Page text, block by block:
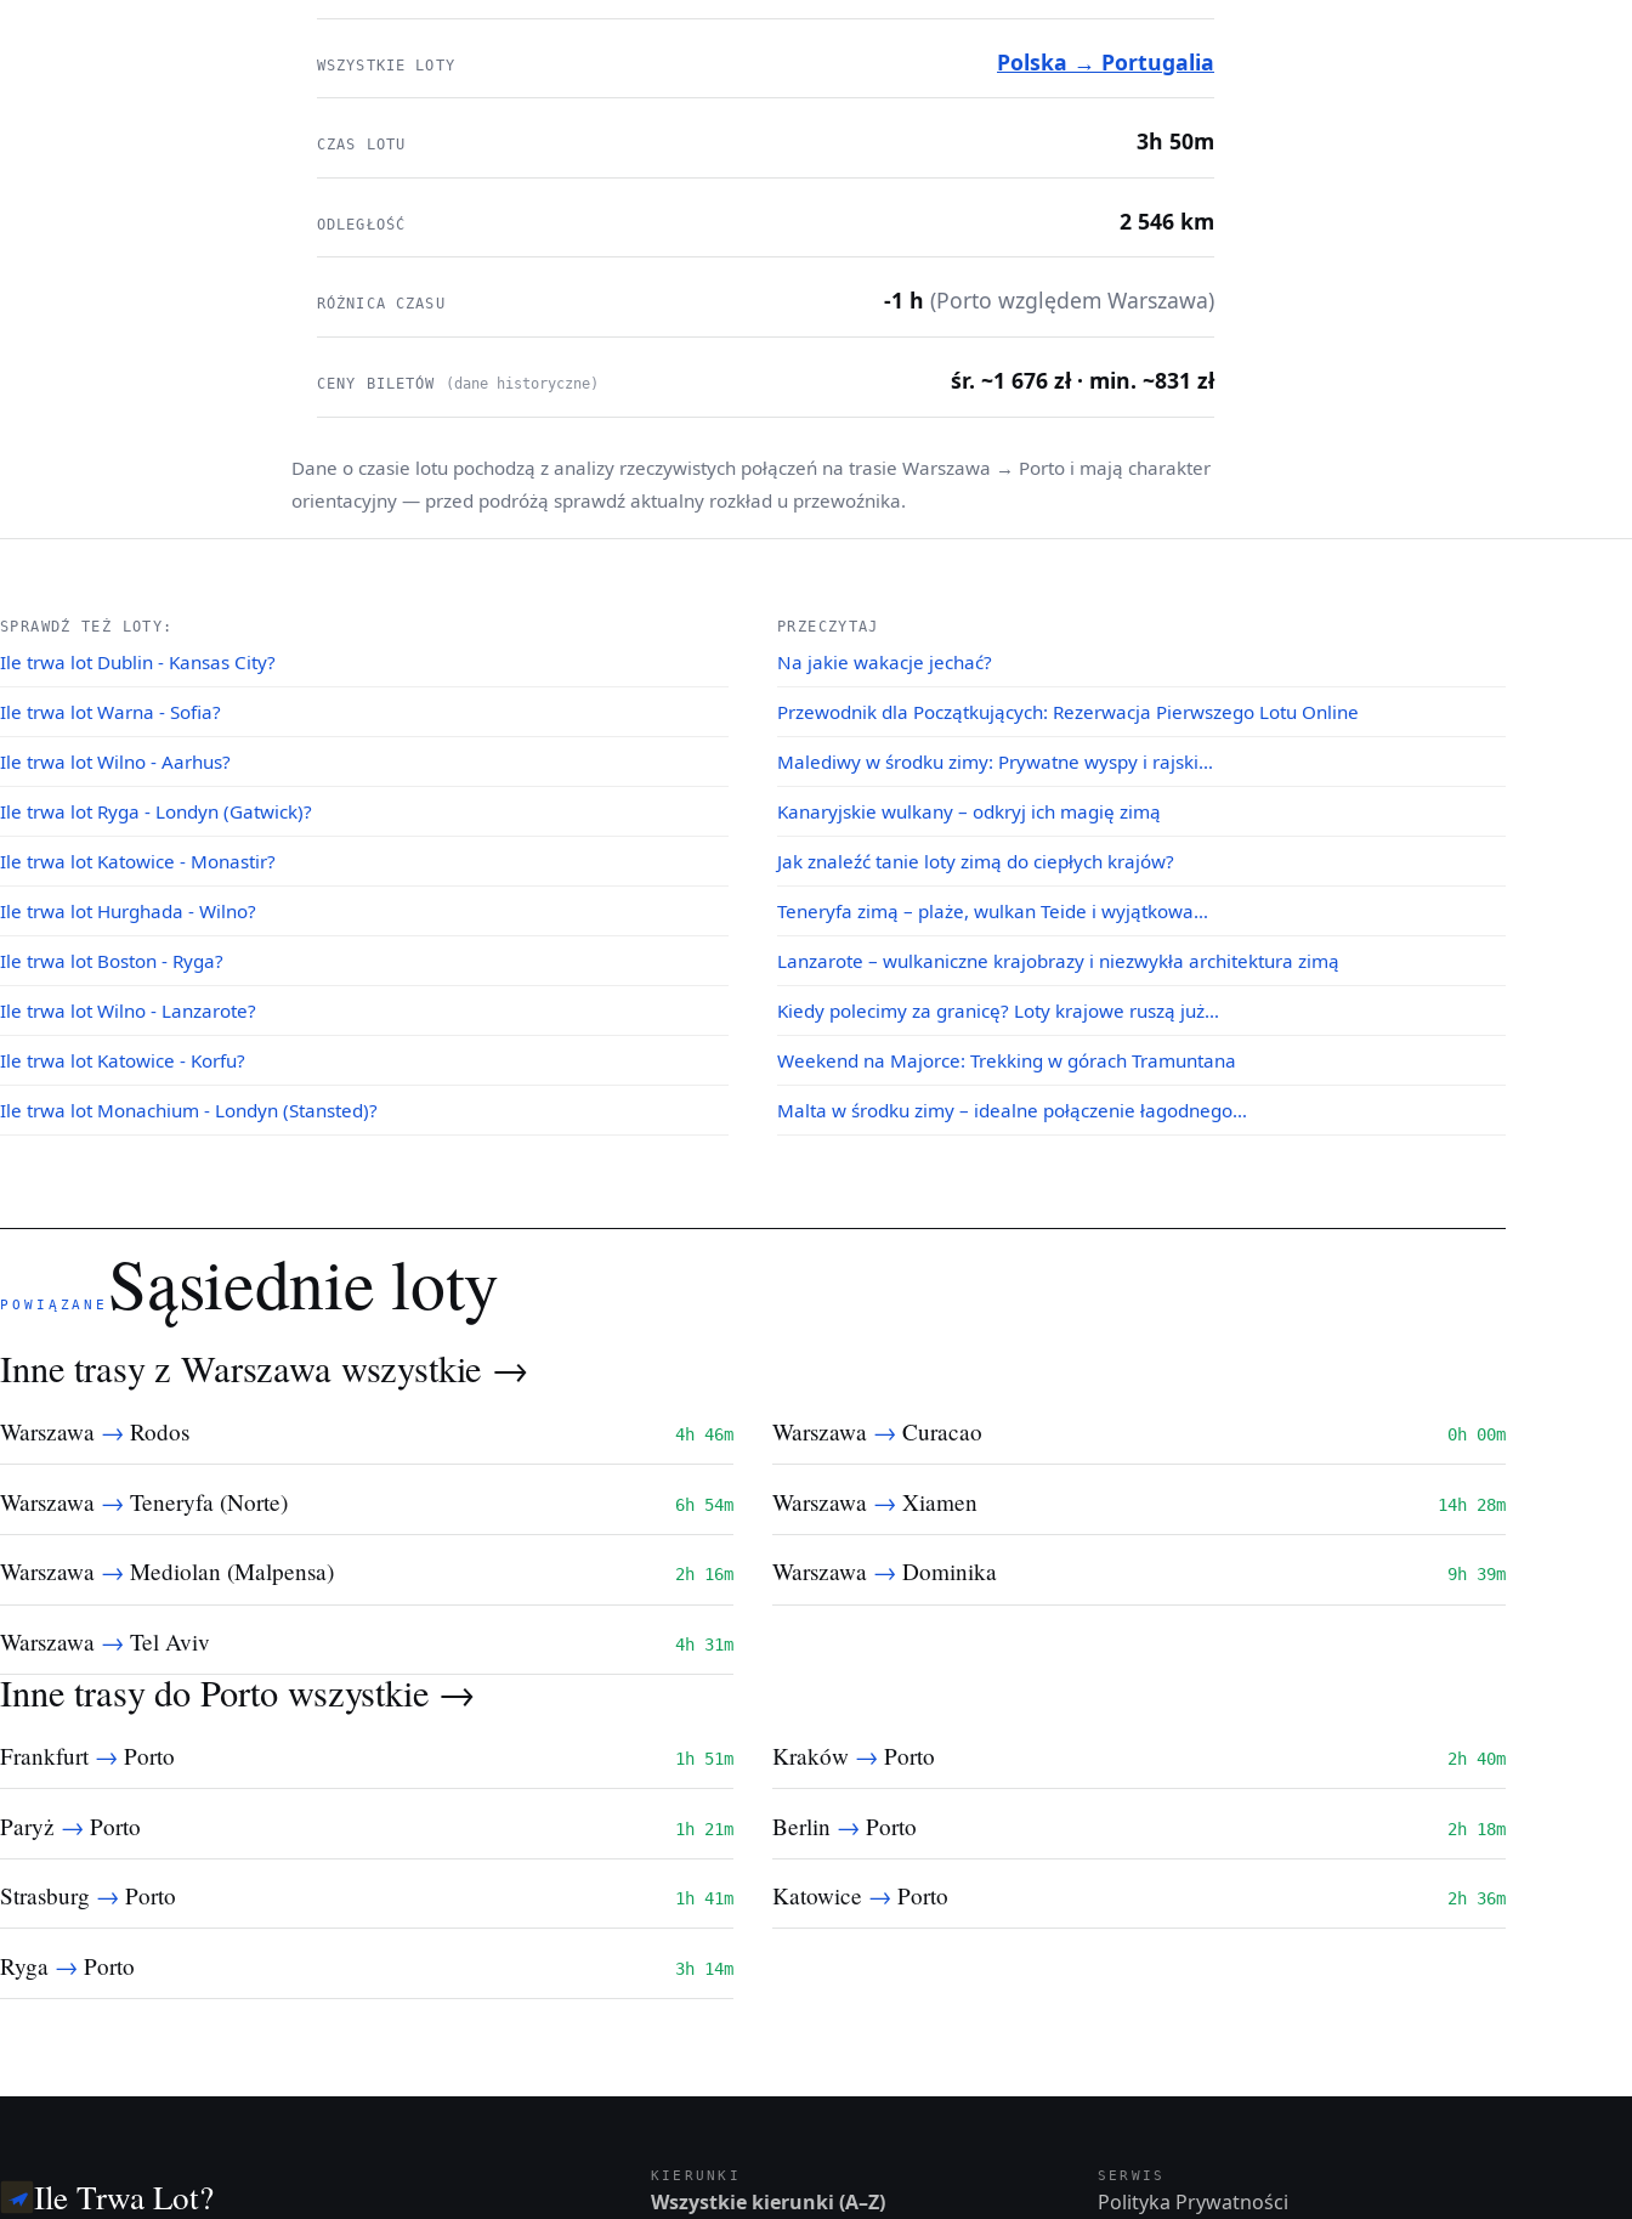
WSZYSTKIE LOTY Polska → Portugalia
CZAS LOTU 3h 50m
ODLEGŁOŚĆ 2 546 km
RÓŻNICA CZASU -1 h (Porto względem Warszawa)
CENY BILETÓW (dane historyczne) śr. ~1 676 zł · min. ~831 zł
Dane o czasie lotu pochodzą z analizy rzeczywistych połączeń na trasie Warszawa → Porto i mają charakter
orientacyjny — przed podróżą sprawdź aktualny rozkład u przewoźnika.
SPRAWDŹ TEŻ LOTY:
Ile trwa lot Dublin - Kansas City?
Ile trwa lot Warna - Sofia?
Ile trwa lot Wilno - Aarhus?
Ile trwa lot Ryga - Londyn (Gatwick)?
Ile trwa lot Katowice - Monastir?
Ile trwa lot Hurghada - Wilno?
Ile trwa lot Boston - Ryga?
Ile trwa lot Wilno - Lanzarote?
Ile trwa lot Katowice - Korfu?
Ile trwa lot Monachium - Londyn (Stansted)?
PRZECZYTAJ
Na jakie wakacje jechać?
Przewodnik dla Początkujących: Rezerwacja Pierwszego Lotu Online
Malediwy w środku zimy: Prywatne wyspy i rajski…
Kanaryjskie wulkany – odkryj ich magię zimą
Jak znaleźć tanie loty zimą do ciepłych krajów?
Teneryfa zimą – plaże, wulkan Teide i wyjątkowa…
Lanzarote – wulkaniczne krajobrazy i niezwykła architektura zimą
Kiedy polecimy za granicę? Loty krajowe ruszą już…
Weekend na Majorce: Trekking w górach Tramuntana
Malta w środku zimy – idealne połączenie łagodnego…
POWIĄZANE Sąsiednie loty
Inne trasy z Warszawawszystkie →
Warszawa → Rodos 4h 46m Warszawa → Curacao 0h 00m
Warszawa → Teneryfa (Norte) 6h 54m Warszawa → Xiamen 14h 28m
Warszawa → Mediolan (Malpensa) 2h 16m Warszawa → Dominika 9h 39m
Warszawa → Tel Aviv 4h 31m
Inne trasy do Portowszystkie →
Frankfurt → Porto 1h 51m Kraków → Porto 2h 40m
Paryż → Porto 1h 21m Berlin → Porto 2h 18m
Strasburg → Porto 1h 41m Katowice → Porto 2h 36m
Ryga → Porto 3h 14m
Ile Trwa Lot? KIERUNKI
Wszystkie kierunki (A–Z)
SERWIS
Polityka Prywatności